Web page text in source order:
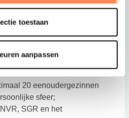
toestaan
aanpassen
Estivant?
eenoudervakanties in
met Estivant op vakantie zijn
20 eenoudergezinnen
sfeer;
SGR en het